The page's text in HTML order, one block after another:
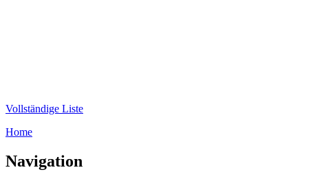
Vollständige Liste
Home
Navigation